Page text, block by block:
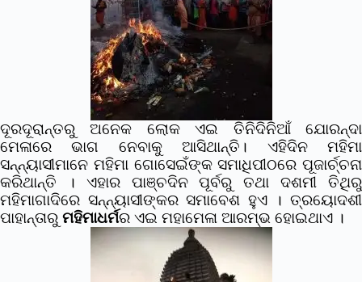
ଦୂରଦୂରାନ୍ତରୁ ଅନେକ ଲୋକ ଏଇ ତିନିଦିନିଆଁ ଯୋରନ୍ଦା
ମେଳାରେ ଭାଗ ନେବାକୁ ଆସିଥାନ୍ତି। ଏହିଦିନ ମହିମା
ସନ୍ନ୍ୟାସୀମାନେ ମହିମା ଗୋସେଇଁଙ୍କ ସମାଧିପୀଠରେ ପୂଜାର୍ଚ୍ଚନା
କରିଥାନ୍ତି । ଏହାର ପାଞ୍ଚଦିନ ପୂର୍ବରୁ ତଥା ଦଶମୀ ତିଥିରୁ
ମହିମାଗାଦିରେ ସନ୍ନ୍ୟାସୀଙ୍କର ସମାବେଶ ହୁଏ । ତ୍ରୟୋଦଶୀ
ପାହାନ୍ତାରୁ ମହିମାଧର୍ମର ଏଇ ମହାମେଳା ଆରମ୍ଭ ହୋଇଥାଏ ।